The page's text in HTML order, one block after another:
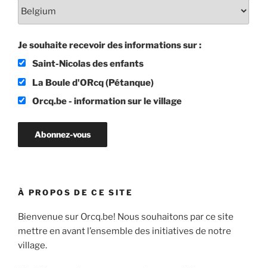
Je souhaite recevoir des informations sur :
Saint-Nicolas des enfants
La Boule d'ORcq (Pétanque)
Orcq.be - information sur le village
À PROPOS DE CE SITE
Bienvenue sur Orcq.be! Nous souhaitons par ce site
mettre en avant l’ensemble des initiatives de notre
village.